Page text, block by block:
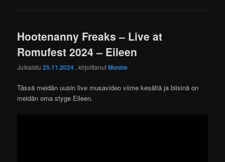
Hootenanny Freaks – Live at
Romufest 2024 – Eileen
Julkaistu25.11.2024 , kirjoittanutMontte
Tässä meidän uusin live musavideo viime kesältä ja biisinä on
meidän oma styge Eileen.